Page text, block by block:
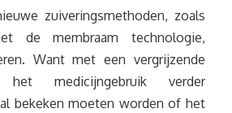
zuiveringsmethoden, zoals
de membraam technologie,
Want met een vergrijzende
medicijngebruik verder
bekeken moeten worden of het